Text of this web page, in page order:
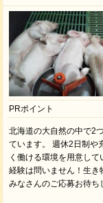
PRポイント
北海道の大自然の中で2
ています。 週休2日制や
く働ける環境を用意して
経験は問いません！生き
みなさんのご応募お待ち